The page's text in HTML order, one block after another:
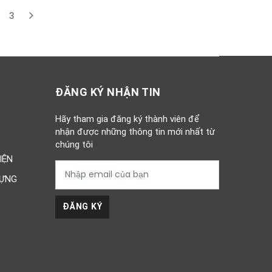
3
ĐĂNG KÝ NHẬN TIN
Hãy tham gia đăng ký thành viên để
nhận được những thông tin mới nhất từ
chúng tôi
ĐĂNG KÝ